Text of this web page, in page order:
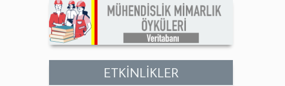
ETKİNLİKLER